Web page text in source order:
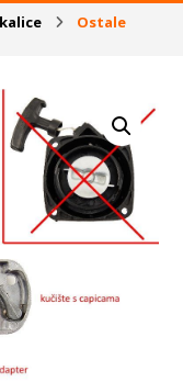
Ostale